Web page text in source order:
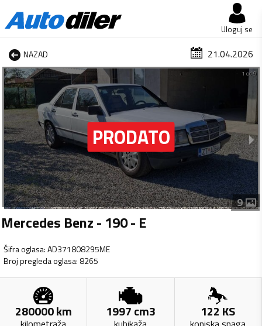
Uloguj se
NAZAD 21.04.2026
1 od 9
9
Mercedes Benz - 190 - E
Šifra oglasa:AD371808295ME
Broj pregleda oglasa: 8265
280000km 1997cm3 122 KS